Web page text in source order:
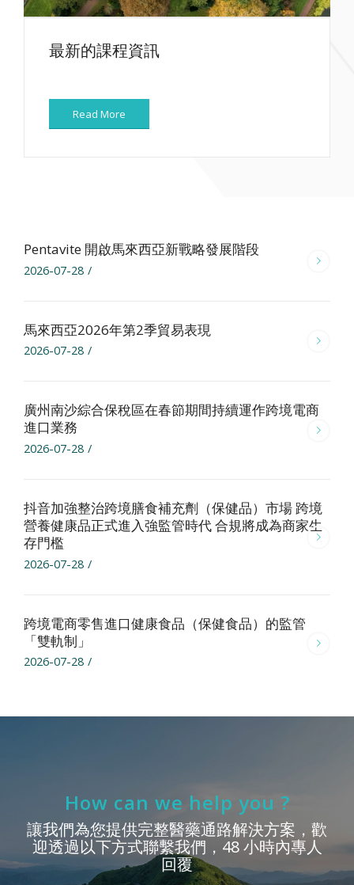
最新的課程資訊
Read More
Pentavite 開啟馬來西亞新戰略發展階段
2026-07-28 /
馬來西亞2026年第2季貿易表現
2026-07-28 /
廣州南沙綜合保稅區在春節期間持續運作跨境電商
進口業務
2026-07-28 /
抖音加強整治跨境膳食補充劑（保健品）市場 跨境
營養健康品正式進入強監管時代 合規將成為商家生
存門檻
2026-07-28 /
跨境電商零售進口健康食品（保健食品）的監管
「雙軌制」
2026-07-28 /
How can we help you ?
讓我們為您提供完整醫藥通路解決方案，歡
迎透過以下方式聯繫我們，48 小時內專人
回覆